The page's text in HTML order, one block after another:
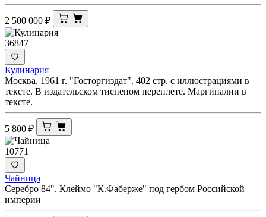
2 500 000 ₽
36847
Кулинария
Москва. 1961 г. "Госторгиздат". 402 стр. с иллюстрациями в
тексте. В издательском тисненом переплете. Маргиналии в
тексте.
5 800 ₽
10771
Чайница
Серебро 84". Клеймо "К.Фаберже" под гербом Российской
империи